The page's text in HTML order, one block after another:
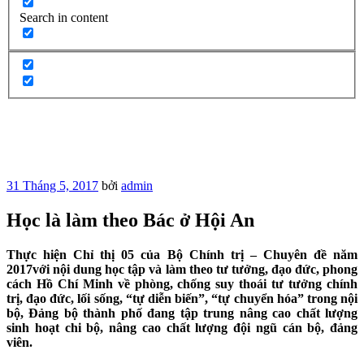
Search in content
Đăng
31 Tháng 5, 2017 bởi admin
Học là làm theo Bác ở Hội An
Thực hiện Chỉ thị 05 của Bộ Chính trị – Chuyên đề năm
2017với nội dung học tập và làm theo tư tưởng, đạo đức, phong
cách Hồ Chí Minh về phòng, chống suy thoái tư tưởng chính
trị, đạo đức, lối sống, “tự diễn biến”, “tự chuyển hóa” trong nội
bộ, Đảng bộ thành phố đang tập trung nâng cao chất lượng
sinh hoạt chi bộ, nâng cao chất lượng đội ngũ cán bộ, đảng
viên.